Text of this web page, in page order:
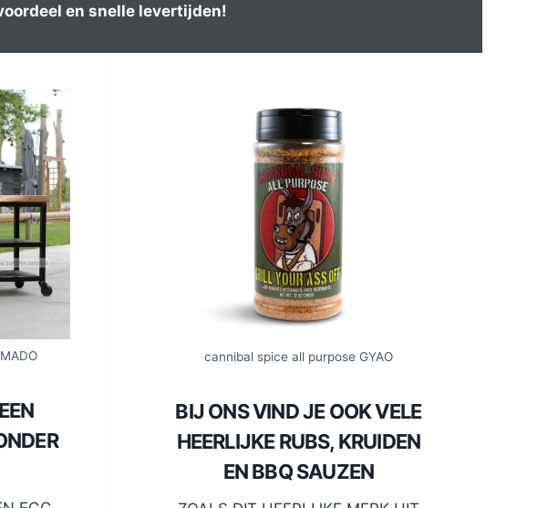
en snelle levertijden!
cannibal spice all purpose GYAO
BIJ ONS VIND JE OOK VELE
HEERLIJKE RUBS, KRUIDEN
EN BBQ SAUZEN